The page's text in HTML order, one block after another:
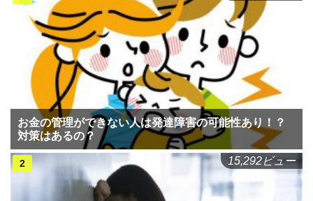
お金の管理ができない人は発達障害の可能性あり！？
対策はあるの？
15,292ビュー